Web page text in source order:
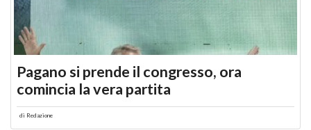
Pagano si prende il congresso, ora
comincia la vera partita
di Redazione